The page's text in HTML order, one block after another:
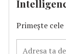
Primește